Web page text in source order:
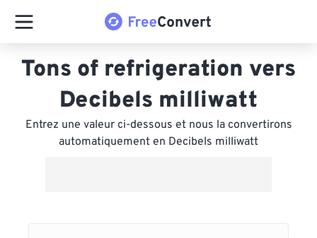
Tons of refrigeration vers
Decibels milliwatt
Entrez une valeur ci-dessous et nous la convertirons
automatiquement en Decibels milliwatt